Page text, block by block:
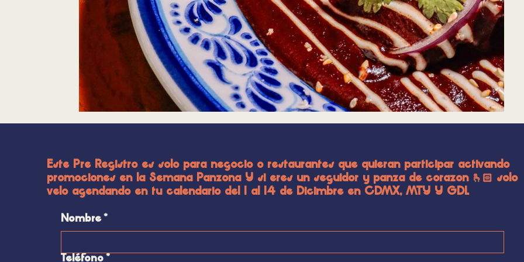
Este Pre Registro es solo para negocio o restaurantes que quieran participar activando
promociones en la Semana Panzona Y si eres un seguidor y panza de corazon 🫰🏻 solo
velo agendando en tu calendario del 1 al 14 de Dicimbre en CDMX, MTY Y GDL
Nombre *
Teléfono *